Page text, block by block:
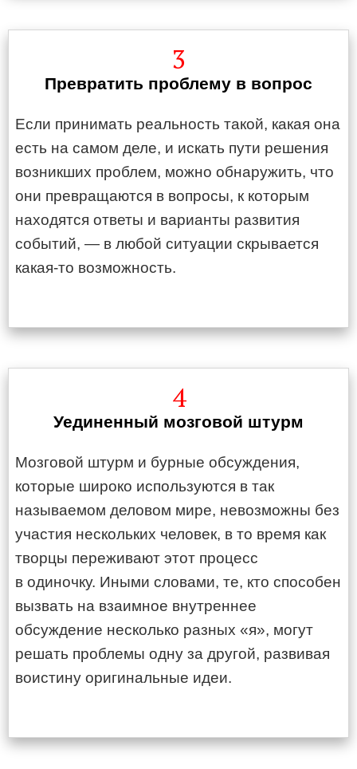
3
Превратить проблему в вопрос
Если принимать реальность такой, какая она
есть на самом деле, и искать пути решения
возникших проблем, можно обнаружить, что
они превращаются в вопросы, к которым
находятся ответы и варианты развития
событий, — в любой ситуации скрывается
какая-то возможность.
4
Уединенный мозговой штурм
Мозговой штурм и бурные обсуждения,
которые широко используются в так
называемом деловом мире, невозможны без
участия нескольких человек, в то время как
творцы переживают этот процесс
в одиночку. Иными словами, те, кто способен
вызвать на взаимное внутреннее
обсуждение несколько разных «я», могут
решать проблемы одну за другой, развивая
воистину оригинальные идеи.